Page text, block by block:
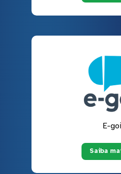
E-goi
Saiba